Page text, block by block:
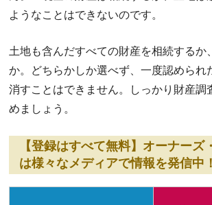
ようなことはできないのです。
土地も含んだすべての財産を相続するか
か。どちらかしか選べず、一度認められ
消すことはできません。しっかり財産調
めましょう。
【登録はすべて無料】オーナーズ
は様々なメディアで情報を発信中！